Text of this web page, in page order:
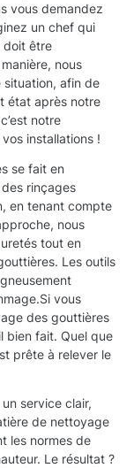
vous demandez
un chef qui
doit être
nous
situation, afin de
état après notre
notre
installations !
se fait en
rinçages
en tenant compte
nous
tout en
Les outils
vous
des gouttières
bien fait. Quel que
prête à relever le
service clair,
de nettoyage
les normes de
Le résultat ?